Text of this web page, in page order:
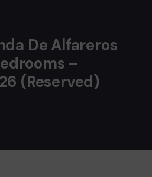
De Alfareros
–
(Reserved)